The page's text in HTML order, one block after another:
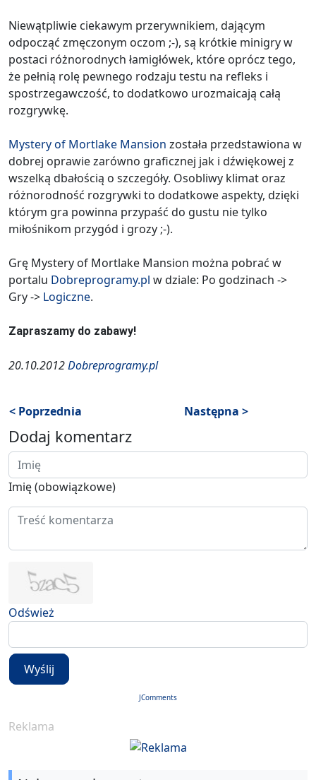
Niewątpliwie ciekawym przerywnikiem, dającym
odpocząć zmęczonym oczom ;-), są krótkie minigry w
postaci różnorodnych łamigłówek, które oprócz tego,
że pełnią rolę pewnego rodzaju testu na refleks i
spostrzegawczość, to dodatkowo urozmaicają całą
rozgrywkę.
Mystery of Mortlake Mansion została przedstawiona w
dobrej oprawie zarówno graficznej jak i dźwiękowej z
wszelką dbałością o szczegóły. Osobliwy klimat oraz
różnorodność rozgrywki to dodatkowe aspekty, dzięki
którym gra powinna przypaść do gustu nie tylko
miłośnikom przygód i grozy ;-).
Grę Mystery of Mortlake Mansion można pobrać w
portalu Dobreprogramy.pl w dziale: Po godzinach ->
Gry -> Logiczne.
Zapraszamy do zabawy!
20.10.2012Dobreprogramy.pl
< Poprzednia Następna >
Dodaj komentarz
Imię (obowiązkowe)
Odśwież
Wyślij
JComments
Reklama